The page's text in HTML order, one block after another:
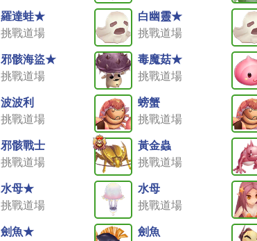
羅達蛙★
挑戰道場
白幽靈★
挑戰道場
邪骸海盜★
挑戰道場
毒魔菇★
挑戰道場
波波利
挑戰道場
螃蟹
挑戰道場
邪骸戰士
挑戰道場
黃金蟲
挑戰道場
水母★
挑戰道場
水母
挑戰道場
劍魚★
劍魚